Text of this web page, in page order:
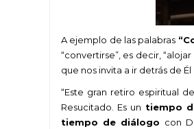
A ejemplo de las palabras
“convertirse”, es decir,
que nos invita a ir detrás de
“Este gran retiro espiritual
Resucitado. Es un tiempo
tiempo de diálogo con